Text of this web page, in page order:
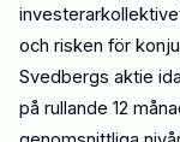
och risken för
Svedbergs aktie
på rullande 12